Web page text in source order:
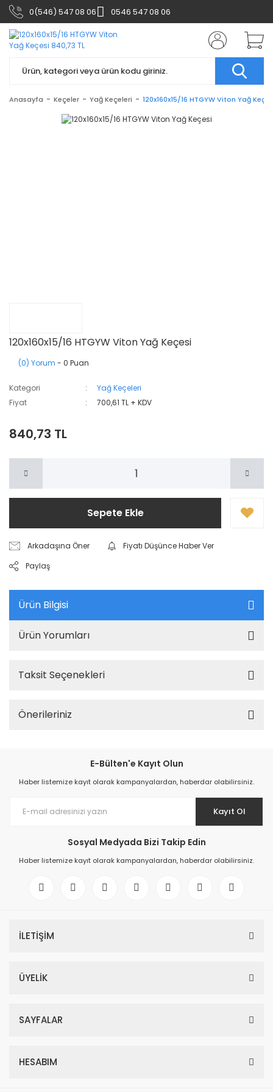
0(546) 547 08 06 0546 547 08 06
Anasayfa Keçeler Yağ Keçeleri 120x160x15/16 HTGYW Viton Yağ
120x160x15/16 HTGYW Viton Yağ Keçesi
(0) Yorum - 0 Puan
Kategori
Yağ Keçeleri
Fiyat
700,61 TL + KDV
840,73 TL
Sepete Ekle
Arkadaşına Öner
Fiyatı Düşünce Haber Ver
Paylaş
Ürün Bilgisi
Ürün Yorumları
Taksit Seçenekleri
Önerileriniz
E-Bülten'e Kayıt Olun
Haber listemize kayıt olarak kampanyalardan, haberdar olabilirsiniz.
Kayıt Ol
Sosyal Medyada Bizi Takip Edin
Haber listemize kayıt olarak kampanyalardan, haberdar olabilirsiniz.
İLETİŞİM
ÜYELİK
SAYFALAR
HESABIM